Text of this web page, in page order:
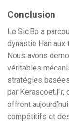
Conclusion
Le Sic Bo a
dynastie Han aux
Nous avons
véritables
stratégies
par Kerascoet.Fr,
offrent
compétitifs et